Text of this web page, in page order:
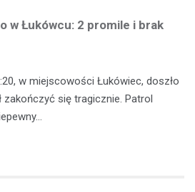
w Łukówcu: 2 promile i brak
w miejscowości Łukówiec, doszło
zakończyć się tragicznie. Patrol